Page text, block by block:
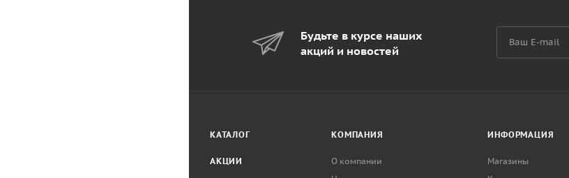
Будьте в курсе наших
акций и новостей
КАТАЛОГ
АКЦИИ
КОМПАНИЯ
О компании
ИНФОРМАЦИЯ
Магазины